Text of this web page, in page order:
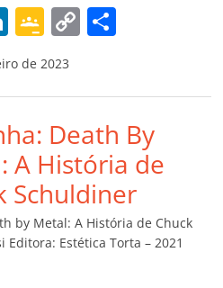
Li
k
e
dI
n
G
o
o
gl
e
Cl
a
ss
ro
C
y
Li
n
k
p
ar
til
h
ar
de 2023
Death By
A História de
Schuldiner
by Metal: A História de Chuck
Editora: Estética Torta – 2021